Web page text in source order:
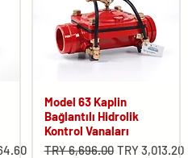
Model 63 Kaplin
Bağlantılı Hidrolik
Kontrol Vanaları
Regular Price
TRY 6,696.00 Sale Price
TRY 3,013.20